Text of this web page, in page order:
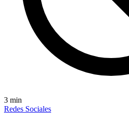
3 min
Redes Sociales